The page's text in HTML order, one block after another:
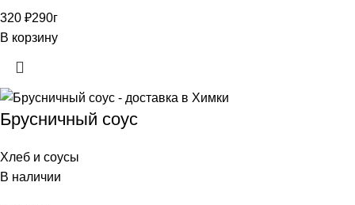
320 ₽290г
В корзину
Брусничный соус
Хлеб и соусы
В наличии